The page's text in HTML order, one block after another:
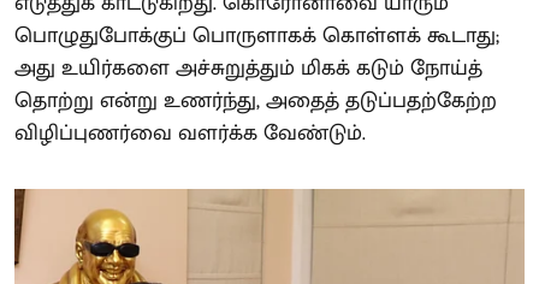
பொழுதுபோக்குப் பொருளாகக் கொள்ளக் கூடாது;
அது உயிர்களை அச்சுறுத்தும் மிகக் கடும் நோய்த்
தொற்று என்று உணர்ந்து, அதைத் தடுப்பதற்கேற்ற
விழிப்புணர்வை வளர்க்க வேண்டும்.